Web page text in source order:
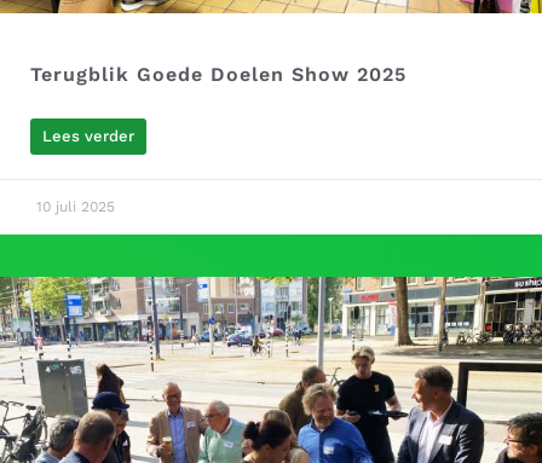
Terugblik Goede Doelen Show 2025
Lees verder
10 juli 2025